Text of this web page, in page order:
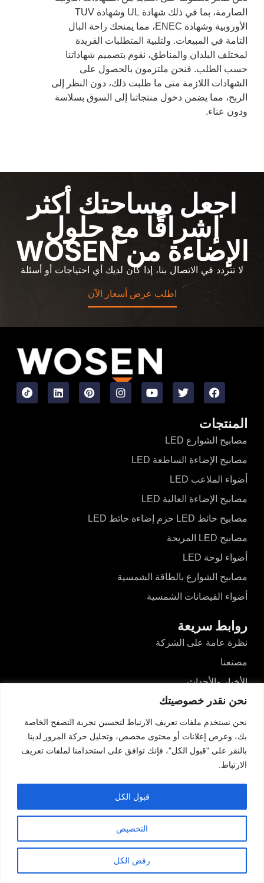
نحن نقدر خصوصيتك
نحن نستخدم ملفات تعريف الارتباط لتحسين تجربة التصفح الخاصة
بك، وعرض إعلانات أو محتوى مخصص، وتحليل حركة المرور لدينا.
بالنقر على "قبول الكل"، فإنك توافق على استخدامنا لملفات تعريف
الارتباط.
التخصيص
رفض الكل
قبول الكل
الصارمة، بما في ذلك شهادة UL وشهادة TUV
الأوروبية وشهادة ENEC، مما يمنحك راحة البال
التامة في المبيعات. ولتلبية المتطلبات الفريدة
لمختلف البلدان والمناطق، نقوم بتصميم شهاداتنا
حسب الطلب. فنحن ملتزمون بالحصول على
الشهادات اللازمة متى ما طلبت ذلك، دون النظر إلى
الربح، مما يضمن دخول منتجاتنا إلى السوق بسلاسة
ودون عناء.
اجعل مساحتك أكثر
إشراقًا مع حلول
الإضاءة من WOSEN
لا تتردد في الاتصال بنا، إذا كان لديك أي احتياجات أو أسئلة
اطلب عرض أسعار الآن
المنتجات
مصابيح الشوارع LED
مصابيح الإضاءة الساطعة LED
أضواء الملاعب LED
مصابيح الإضاءة العالية LED
مصابيح حائط LED حزم إضاءة حائط LED
مصابيح LED المريحة
أضواء لوحة LED
مصابيح الشوارع بالطاقة الشمسية
أضواء الفيضانات الشمسية
روابط سريعة
نظرة عامة على الشركة
مصنعنا
الأخبار والأحداث
مقاطع الفيديو
المدونات
اتصل بنا
اتصل بنا
رقم 526، طريق دونغآن الشمالي، هايزهو، غوزين،
تشونغشان، قوانغدونغ، الصين
admin@wosenled.com